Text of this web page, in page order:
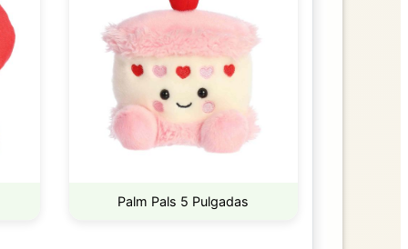
Palm Pals 5 Pulgadas